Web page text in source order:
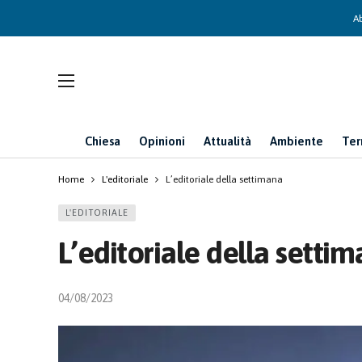
Chiesa Opinioni Attualità Ambiente
Home L'editoriale L’editoriale della settimana
L'EDITORIALE
L’editoriale della
04/08/2023